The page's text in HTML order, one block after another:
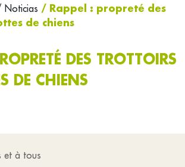
Noticias / Rappel : propreté des
de chiens
DES TROTTOIRS
DE CHIENS
et à tous